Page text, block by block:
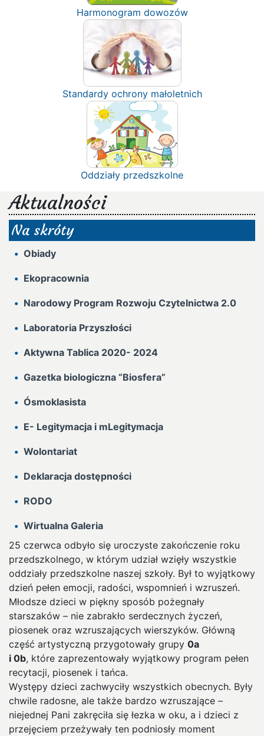
Harmonogram dowozów
Standardy ochrony małoletnich
Oddziały przedszkolne
Aktualności
Na skróty
Obiady
Ekopracownia
Narodowy Program Rozwoju Czytelnictwa 2.0
Laboratoria Przyszłości
Aktywna Tablica 2020- 2024
Gazetka biologiczna “Biosfera”
Ósmoklasista
E- Legitymacja i mLegitymacja
Wolontariat
Deklaracja dostępności
RODO
Wirtualna Galeria
25 czerwca odbyło się uroczyste zakończenie roku
przedszkolnego, w którym udział wzięły wszystkie
oddziały przedszkolne naszej szkoły. Był to wyjątkowy
dzień pełen emocji, radości, wspomnień i wzruszeń.
Młodsze dzieci w piękny sposób pożegnały
starszaków – nie zabrakło serdecznych życzeń,
piosenek oraz wzruszających wierszyków. Główną
część artystyczną przygotowały grupy 0a
i 0b, które zaprezentowały wyjątkowy program pełen
recytacji, piosenek i tańca.
Występy dzieci zachwyciły wszystkich obecnych. Były
chwile radosne, ale także bardzo wzruszające –
niejednej Pani zakręciła się łezka w oku, a i dzieci z
przejęciem przeżywały ten podniosły moment